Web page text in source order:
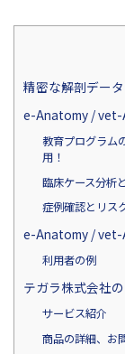
精密な解剖デー
e-Anatomy / vet-
教育プログラム
用！
臨床ケース分析
症例確認とリス
e-Anatomy / vet-
利用者の例
テガラ株式会社
サービス紹介
商品の詳細、お